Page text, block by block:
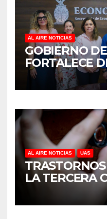
AL AIRE NOTICIAS
GOBIERNO
FORTALECE
MUJERES
CULIACÁN
AL AIRE NOTICIAS UAS
LA TERCERA
REVELA